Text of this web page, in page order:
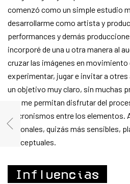
comenzó como un simple estudio
desarrollarme como artista y
performances y demás
incorporé de una u otra manera al
cruzar las imágenes en
experimentar, jugar e invitar a
un objetivo muy claro, sin muchas
que me permitan disfrutar del
sincronismos entre los elementos.
racionales, quizás más sensibles,
conceptuales.
Influencias